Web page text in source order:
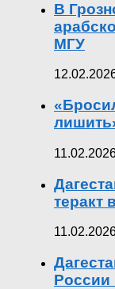
В
МГУ
теракт
России